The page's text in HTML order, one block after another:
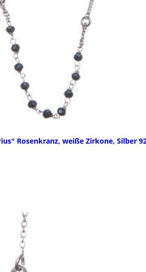
Rosenkranz, weiße Zirkone, Silber